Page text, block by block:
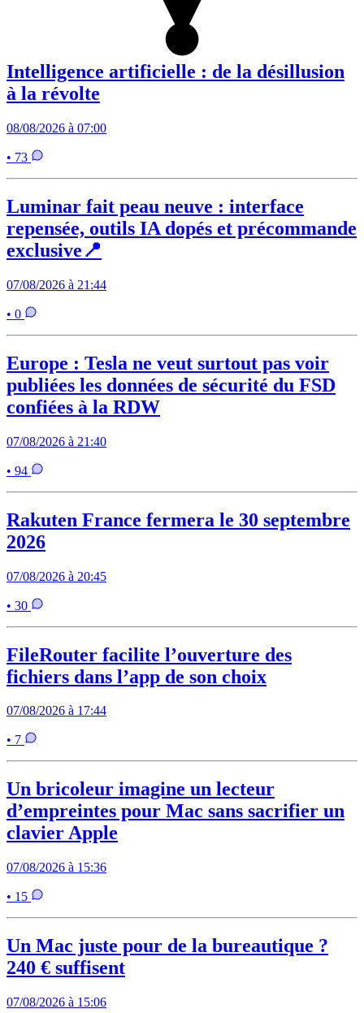
Intelligence artificielle : de la désillusion
à la révolte
08/08/2026 à 07:00
• 73
Luminar fait peau neuve : interface
repensée, outils IA dopés et précommande
exclusive📍
07/08/2026 à 21:44
• 0
Europe : Tesla ne veut surtout pas voir
publiées les données de sécurité du FSD
confiées à la RDW
07/08/2026 à 21:40
• 94
Rakuten France fermera le 30 septembre
2026
07/08/2026 à 20:45
• 30
FileRouter facilite l’ouverture des
fichiers dans l’app de son choix
07/08/2026 à 17:44
• 7
Un bricoleur imagine un lecteur
d’empreintes pour Mac sans sacrifier un
clavier Apple
07/08/2026 à 15:36
• 15
Un Mac juste pour de la bureautique ?
240 € suffisent
07/08/2026 à 15:06